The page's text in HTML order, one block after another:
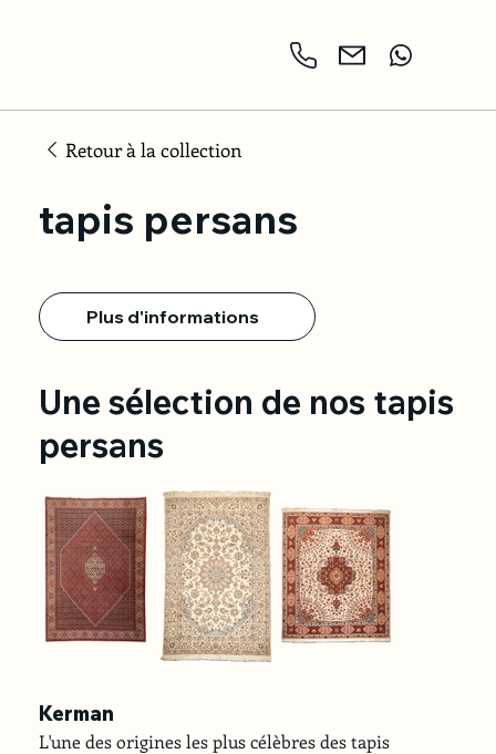
Retour à la collection
tapis persans
Plus d'informations
Kerman
L'une des origines les plus célèbres des tapis
Une sélection de nos tapis
persans